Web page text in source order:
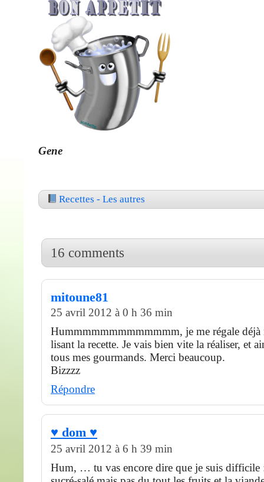
Gene
Recettes - Les autres
16 comments
mitoune81
25 avril 2012 à 0 h 36 min
Hummmmmmmmmmmmm, je me régale déjà
lisant la recette. Je vais bien vite la réaliser, et
tous mes gourmands. Merci beaucoup.
Bizzzz
Répondre
♥ dom ♥
25 avril 2012 à 6 h 39 min
Hum, … tu vas encore dire que je suis difficile